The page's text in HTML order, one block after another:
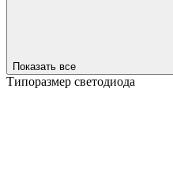
Показать все
Типоразмер светодиода